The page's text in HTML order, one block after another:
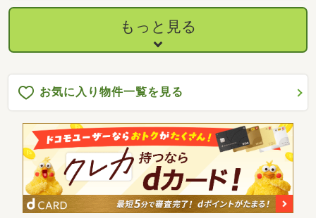
もっと見る
お気に入り物件一覧を見る